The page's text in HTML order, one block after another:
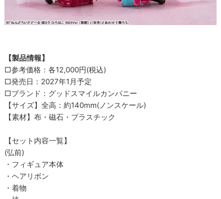
【製品情報】
□参考価格：各12,000円(税込)
□発売日：2027年1月予定
□ブランド：グッドスマイルカンパニー
【サイズ】全高：約140mm(ノンスケール)
【素材】布・磁石・プラスチック
【セット内容一覧】
(弘前)
・フィギュア本体
・ヘアリボン
・着物